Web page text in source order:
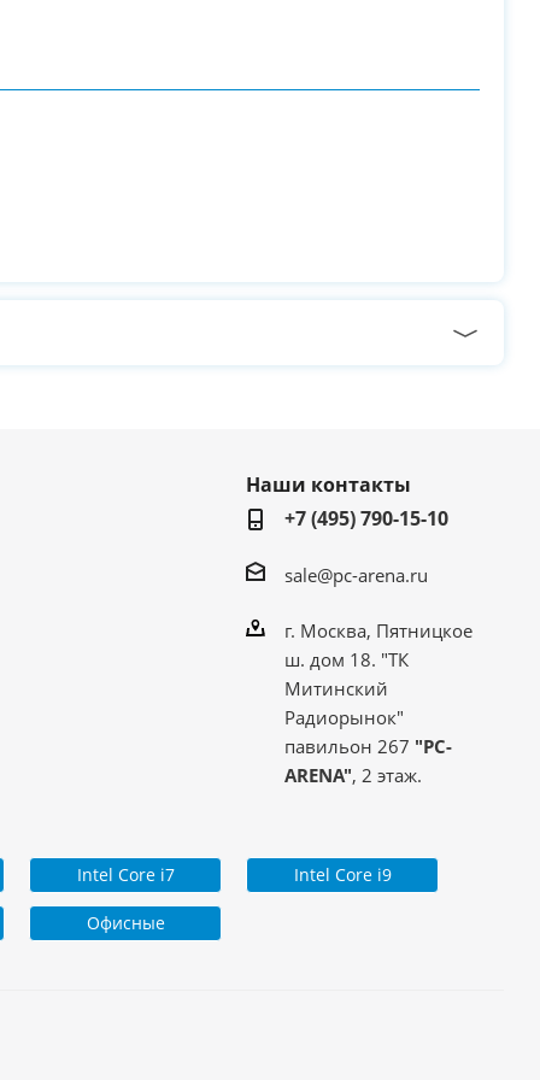
Наши контакты
+7 (495) 790-15-10
sale@pc-arena.ru
г. Москва, Пятницкое
ш. дом 18. "ТК
Митинский
Радиорынок"
павильон 267 "PC-
ARENA", 2 этаж.
Intel Core i7 Intel Core i9
Офисные